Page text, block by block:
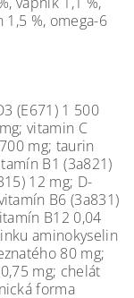
1,5 %, omega-6
(E671) 1 500
vitamin C
mg; taurin
B1 (3a821)
12 mg; D-
B6 (3a831)
B12 0,04
aminokyselin
80 mg;
mg; chelát
forma